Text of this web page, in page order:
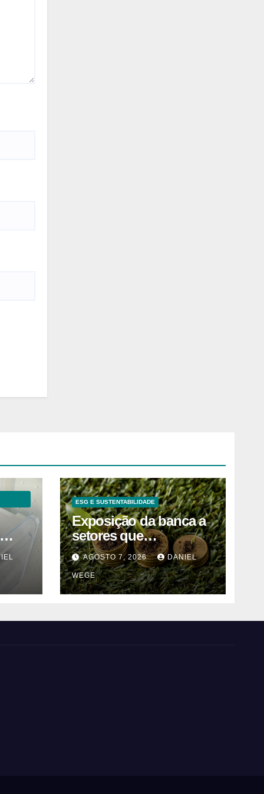
do
ESG E SUSTENTABILIDADE
Exposição da banca a
setores que
contribuem para as
alterações climáticas
mantém-se nos 62%
AGOSTO 7, 2026 DANIEL
WEGE